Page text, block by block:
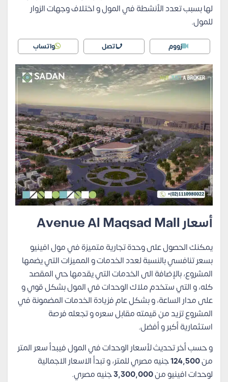
لها بسبب تعدد الأنشطة في المول و اختلاف وجهات الزوار
للمول.
زووم اتصل واتساب
أسعار Avenue Al Maqsad Mall
يمكنك الحصول على وحدة تجارية متميزة في مول افينيو
بسعر تنافسي بالنسبة لعدد الخدمات و المميزات التي يضمها
المشروع، بالإضافة الى الخدمات التي يقدمها حي المقصد
كله، و التي ستخدم ملاك الوحدات في المول بشكل قوي و
على مدار الساعة، و بشكل عام فزيادة الخدمات المضمونة في
المشروع تزيد من قيمته مقابل سعره و تجعله فرصة
استثمارية أكبر و أفضل.
و حسب أخر تحديث لأسعار الوحدات في المول فيبدأ سعر المتر
من124,500جنيه مصري للمتر، و تبدأ الاسعار الاجمالية
لوحدات افينيو من3,300,000جنيه مصري.